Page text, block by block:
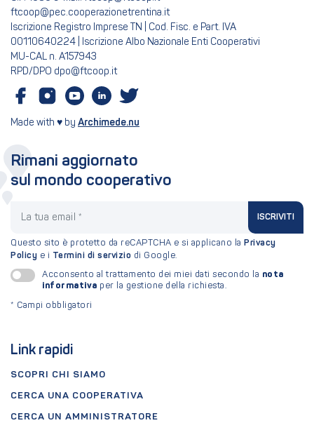
ftcoop@pec.cooperazionetrentina.it
Iscrizione Registro Imprese TN | Cod. Fisc. e Part. IVA
00110640224 | Iscrizione Albo Nazionale Enti Cooperativi
MU-CAL n. A157943
RPD/DPO dpo@ftcoop.it
Made with ♥ by Archimede.nu
Link rapidi
SCOPRI CHI SIAMO
CERCA UNA COOPERATIVA
CERCA UN AMMINISTRATORE
Rimani aggiornato
sul mondo cooperativo
ISCRIVITI
Questo sito è protetto da reCAPTCHA e si applicano la Privacy
Policy e i Termini di servizio di Google.
Acconsento al trattamento dei miei dati secondo la nota
informativa per la gestione della richiesta.
* Campi obbligatori